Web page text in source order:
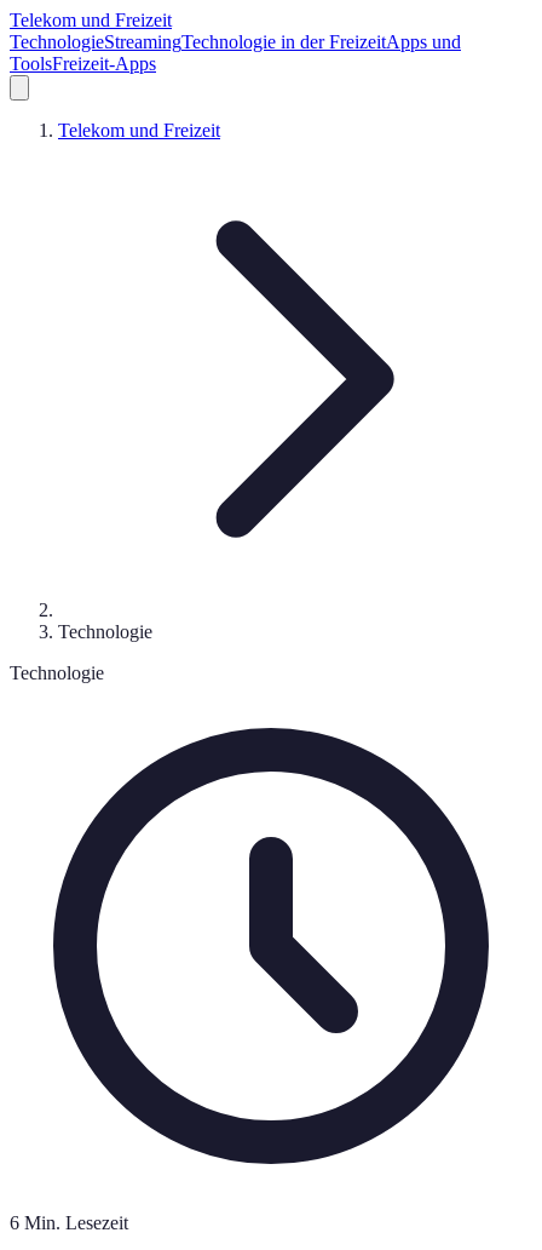
Telekom und Freizeit
TechnologieStreamingTechnologie in der FreizeitApps und
ToolsFreizeit-Apps
Telekom und Freizeit
Technologie
Technologie
6 Min. Lesezeit